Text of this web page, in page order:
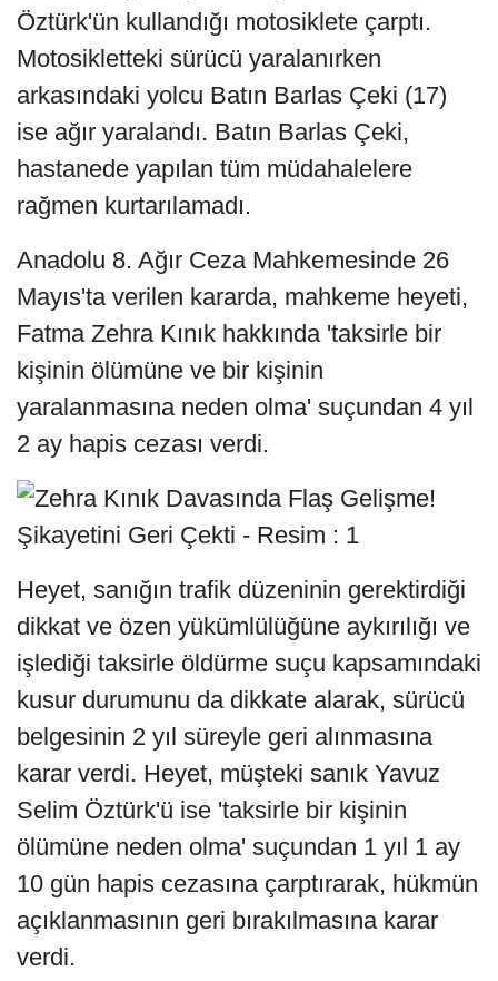
Öztürk'ün kullandığı motosiklete çarptı.
Motosikletteki sürücü yaralanırken
arkasındaki yolcu Batın Barlas Çeki (17)
ise ağır yaralandı. Batın Barlas Çeki,
hastanede yapılan tüm müdahalelere
rağmen kurtarılamadı.
Anadolu 8. Ağır Ceza Mahkemesinde 26
Mayıs'ta verilen kararda, mahkeme heyeti,
Fatma Zehra Kınık hakkında 'taksirle bir
kişinin ölümüne ve bir kişinin
yaralanmasına neden olma' suçundan 4 yıl
2 ay hapis cezası verdi.
Heyet, sanığın trafik düzeninin gerektirdiği
dikkat ve özen yükümlülüğüne aykırılığı ve
işlediği taksirle öldürme suçu kapsamındaki
kusur durumunu da dikkate alarak, sürücü
belgesinin 2 yıl süreyle geri alınmasına
karar verdi. Heyet, müşteki sanık Yavuz
Selim Öztürk'ü ise 'taksirle bir kişinin
ölümüne neden olma' suçundan 1 yıl 1 ay
10 gün hapis cezasına çarptırarak, hükmün
açıklanmasının geri bırakılmasına karar
verdi.